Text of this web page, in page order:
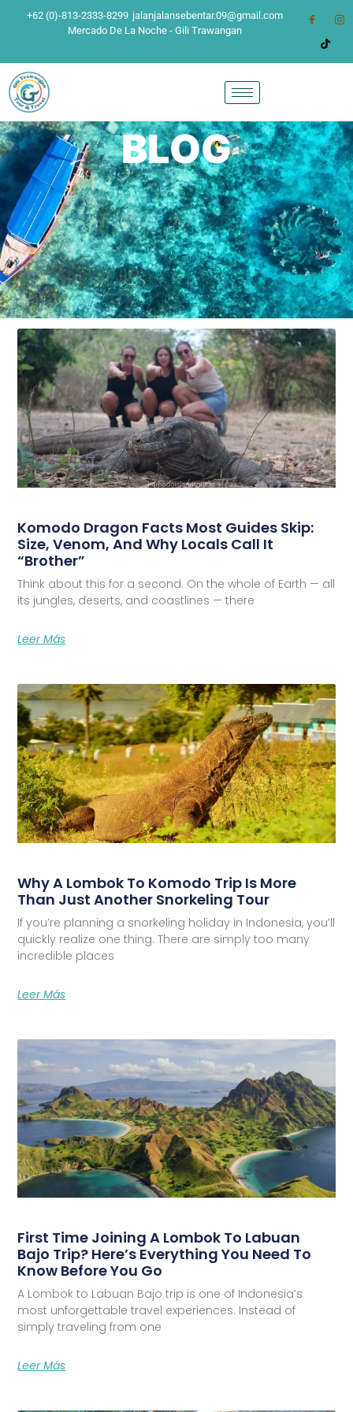
+62 (0)-813-2333-8299 jalanjalansebentar.09@gmail.com
Mercado De La Noche - Gili Trawangan
BLOG
Komodo Dragon Facts Most Guides Skip:
Size, Venom, And Why Locals Call It
“Brother”
Think about this for a second. On the whole of Earth — all
its jungles, deserts, and coastlines — there
Leer Más
Why A Lombok To Komodo Trip Is More
Than Just Another Snorkeling Tour
If you’re planning a snorkeling holiday in Indonesia, you’ll
quickly realize one thing. There are simply too many
incredible places
Leer Más
First Time Joining A Lombok To Labuan
Bajo Trip? Here’s Everything You Need To
Know Before You Go
A Lombok to Labuan Bajo trip is one of Indonesia’s
most unforgettable travel experiences. Instead of
simply traveling from one
Leer Más